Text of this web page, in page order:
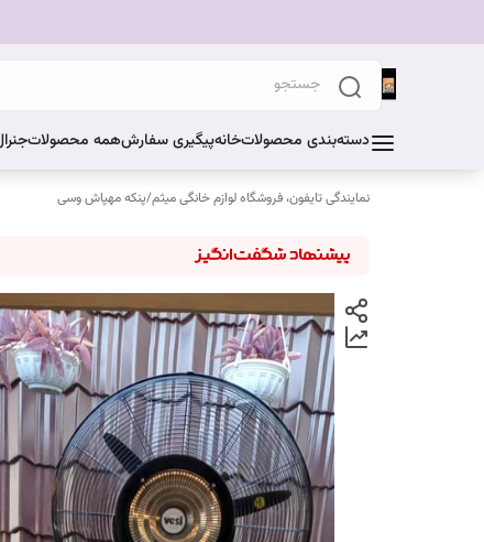
دسته‌بندی محصولاتخانهپیگیری سفارشهمه محصولات
نمایندگی تایفون، فروشگاه لوازم خانگی میثم/پنکه مهپاش وسی